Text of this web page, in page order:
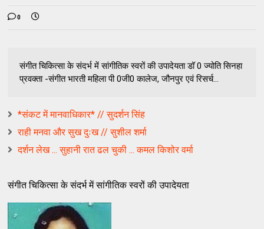
0
संगीत चिकित्‍सा के संदर्भ में सांगीतिक स्‍वरों की उपादेयता डॉ 0 ज्योति सिनहा
प्रवक्ता -संगीत भारती महिला पी 0जी0 कालेज, जौनपुर एवं रिसर्च...
*संकट में मानवाधिकार* // सुदर्शन सिंह
राही मनवा और सुख दुःख // सुशील शर्मा
दर्शन लेख ... सुहानी रात ढल चुकी ... कमल किशोर वर्मा
संगीत चिकित्‍सा के संदर्भ में सांगीतिक स्‍वरों की उपादेयता